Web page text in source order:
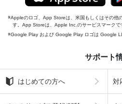
Appleのロゴ、App Storeは、米国もしくはその他
す。App Storeは、Apple Inc.のサービスマークで
Google Play および Google Play ロゴは Google
サポート
はじめての方へ 対